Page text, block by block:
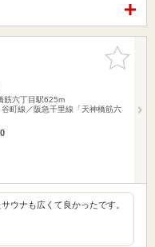
お気に入
りに追加
筋六丁目駅625m
町線／阪急千里線「天神橋筋六
ウナも広くて良かったです。